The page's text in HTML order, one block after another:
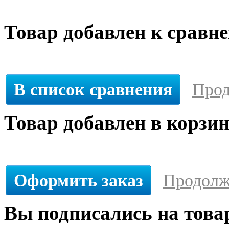
Товар добавлен к
В список сравнения
Товар добавлен в
Оформить заказ
Вы подписались на